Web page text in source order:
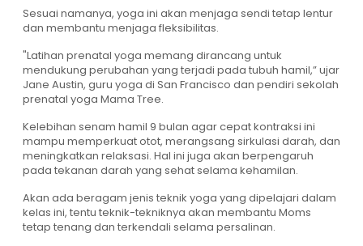
Sesuai namanya, yoga ini akan menjaga sendi tetap lentur
dan membantu menjaga fleksibilitas.
"Latihan prenatal yoga memang dirancang untuk
mendukung perubahan yang terjadi pada tubuh hamil,” ujar
Jane Austin, guru yoga di San Francisco dan pendiri sekolah
prenatal yoga Mama Tree.
Kelebihan senam hamil 9 bulan agar cepat kontraksi ini
mampu memperkuat otot, merangsang sirkulasi darah, dan
meningkatkan relaksasi. Hal ini juga akan berpengaruh
pada tekanan darah yang sehat selama kehamilan.
Akan ada beragam jenis teknik yoga yang dipelajari dalam
kelas ini, tentu teknik-tekniknya akan membantu Moms
tetap tenang dan terkendali selama persalinan.